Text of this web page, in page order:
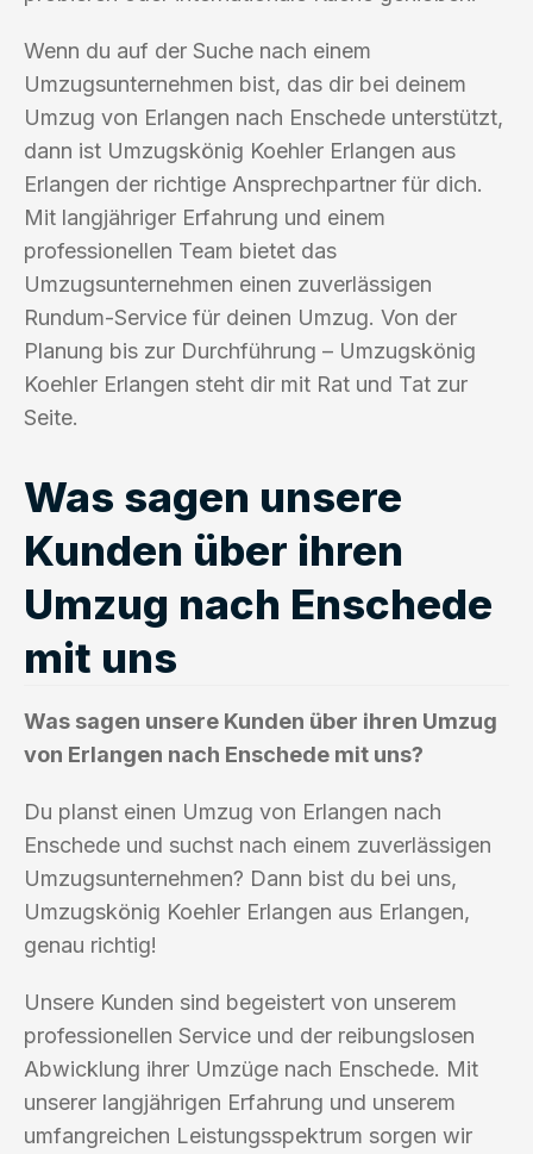
Wenn du auf der Suche nach einem
Umzugsunternehmen bist, das dir bei deinem
Umzug von Erlangen nach Enschede unterstützt,
dann ist Umzugskönig Koehler Erlangen aus
Erlangen der richtige Ansprechpartner für dich.
Mit langjähriger Erfahrung und einem
professionellen Team bietet das
Umzugsunternehmen einen zuverlässigen
Rundum-Service für deinen Umzug. Von der
Planung bis zur Durchführung – Umzugskönig
Koehler Erlangen steht dir mit Rat und Tat zur
Seite.
Was sagen unsere
Kunden über ihren
Umzug nach Enschede
mit uns
Was sagen unsere Kunden über ihren Umzug
von Erlangen nach Enschede mit uns?
Du planst einen Umzug von Erlangen nach
Enschede und suchst nach einem zuverlässigen
Umzugsunternehmen? Dann bist du bei uns,
Umzugskönig Koehler Erlangen aus Erlangen,
genau richtig!
Unsere Kunden sind begeistert von unserem
professionellen Service und der reibungslosen
Abwicklung ihrer Umzüge nach Enschede. Mit
unserer langjährigen Erfahrung und unserem
umfangreichen Leistungsspektrum sorgen wir